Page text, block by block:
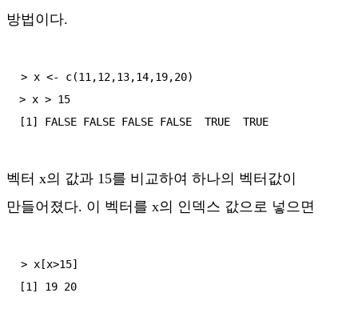
방법이다.
> x <- c(11,12,13,14,19,20)
> x > 15
벡터 x의 값과 15를 비교하여 하나의 벡터값이
만들어졌다. 이 벡터를 x의 인덱스 값으로 넣으면
> x[x>15]